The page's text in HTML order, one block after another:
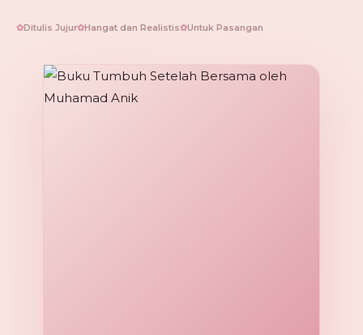
Ditulis Jujur Hangat dan Realistis Untuk Pasangan